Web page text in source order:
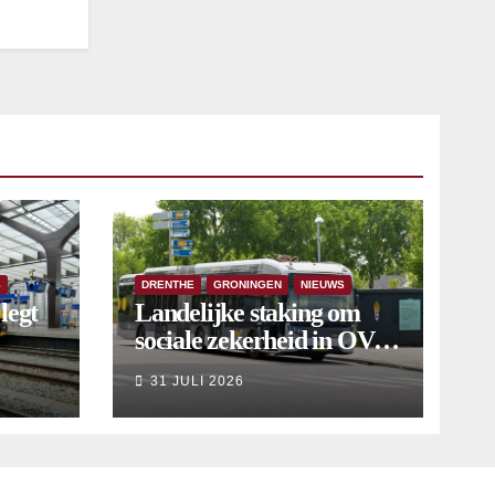
DRENTHE GRONINGEN NIEUWS
Landelijke staking om
sociale zekerheid in OV
aangekondigd voor 9
september
31 JULI 2026